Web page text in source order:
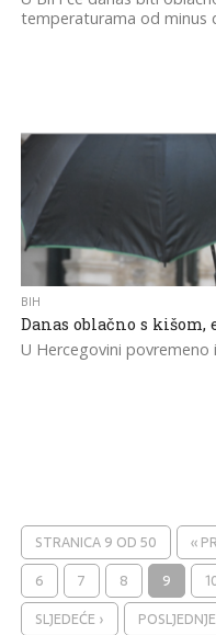
temperaturama od minus
BIH
Danas oblačno s kišom,
U Hercegovini povremeno
STRANICA 9 OD 50 «
6
7 8 9
SLJEDEĆE ›